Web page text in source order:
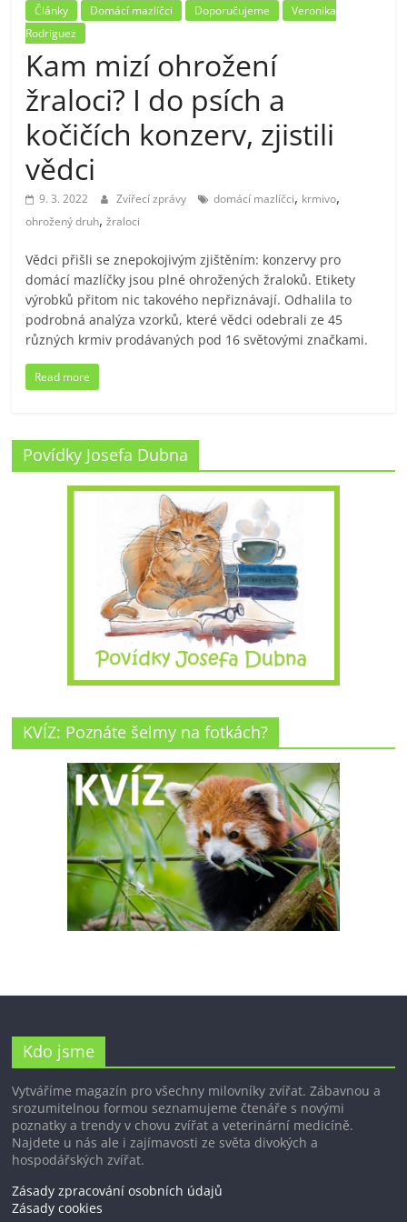
Články Domácí mazlíčci Doporučujeme
Veronika
Rodriguez
Kam mizí ohrožení
žraloci? I do psích a
kočičích konzerv, zjistili
vědci
9. 3. 2022 Zvířecí zprávy domácí mazlíčci, krmivo,
ohrožený druh,žraloci
Vědci přišli se znepokojivým zjištěním: konzervy pro
domácí mazlíčky jsou plné ohrožených žraloků. Etikety
výrobků přitom nic takového nepřiznávají. Odhalila to
podrobná analýza vzorků, které vědci odebrali ze 45
různých krmiv prodávaných pod 16 světovými značkami.
Read more
Povídky Josefa Dubna
KVÍZ: Poznáte šelmy na fotkách?
Kdo jsme
Vytváříme magazín pro všechny milovníky zvířat. Zábavnou a
srozumitelnou formou seznamujeme čtenáře s novými
poznatky a trendy v chovu zvířat a veterinární medicíně.
Najdete u nás ale i zajímavosti ze světa divokých a
hospodářských zvířat.
Zásady zpracování osobních údajů
Zásady cookies